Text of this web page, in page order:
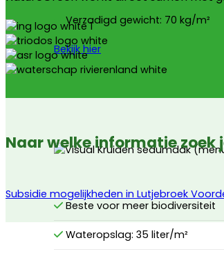
Verzadigd gewicht: 70 kg/m²
Bekijk hier
Beste voor meer biodiversiteit
Wateropslag: 35 liter/m²
Naar welke informatie zoek
Subsidie mogelijkheden in Lutjebroek